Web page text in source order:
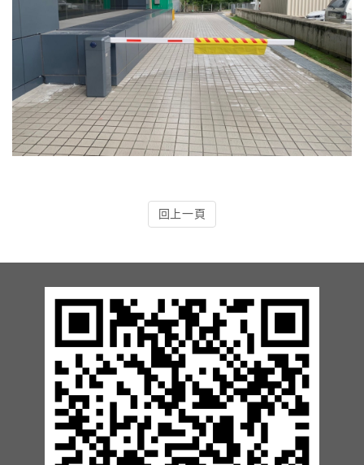
10.反向尋車系統實績
11.周邊配備-紅綠燈實績
12.周邊配備-滿車燈箱實績
13.周邊配備-防撞條實績
15.周邊配備-安全警示實績
20.智能汽機車充電樁設備實績
21.車道資訊看板實績
回上一頁